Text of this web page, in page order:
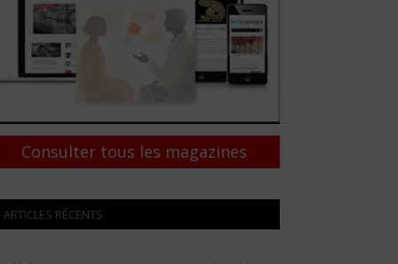
Consulter tous les magazines
ARTICLES RÉCENTS